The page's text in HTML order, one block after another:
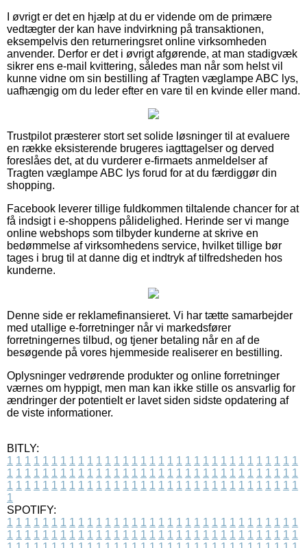
I øvrigt er det en hjælp at du er vidende om de primære
vedtægter der kan have indvirkning på transaktionen,
eksempelvis den returneringsret online virksomheden
anvender. Derfor er det i øvrigt afgørende, at man stadigvæk
sikrer ens e-mail kvittering, således man når som helst vil
kunne vidne om sin bestilling af Tragten væglampe ABC lys,
uafhængig om du leder efter en vare til en kvinde eller mand.
Trustpilot præsterer stort set solide løsninger til at evaluere
en række eksisterende brugeres iagttagelser og derved
foreslåes det, at du vurderer e-firmaets anmeldelser af
Tragten væglampe ABC lys forud for at du færdiggør din
shopping.
Facebook leverer tillige fuldkommen tiltalende chancer for at
få indsigt i e-shoppens pålidelighed. Herinde ser vi mange
online webshops som tilbyder kunderne at skrive en
bedømmelse af virksomhedens service, hvilket tillige bør
tages i brug til at danne dig et indtryk af tilfredsheden hos
kunderne.
Denne side er reklamefinansieret. Vi har tætte samarbejder
med utallige e-forretninger når vi markedsfører
forretningernes tilbud, og tjener betaling når en af de
besøgende på vores hjemmeside realiserer en bestilling.
Oplysninger vedrørende produkter og online forretninger
værnes om hyppigt, men man kan ikke stille os ansvarlig for
ændringer der potentielt er lavet siden sidste opdatering af
de viste informationer.
BITLY:
1 1 1 1 1 1 1 1 1 1 1 1 1 1 1 1 1 1 1 1 1 1 1 1 1 1 1 1 1 1 1 1 1
1 1 1 1 1 1 1 1 1 1 1 1 1 1 1 1 1 1 1 1 1 1 1 1 1 1 1 1 1 1 1 1 1
1 1 1 1 1 1 1 1 1 1 1 1 1 1 1 1 1 1 1 1 1 1 1 1 1 1 1 1 1 1 1 1 1
1
SPOTIFY:
1 1 1 1 1 1 1 1 1 1 1 1 1 1 1 1 1 1 1 1 1 1 1 1 1 1 1 1 1 1 1 1 1
1 1 1 1 1 1 1 1 1 1 1 1 1 1 1 1 1 1 1 1 1 1 1 1 1 1 1 1 1 1 1 1 1